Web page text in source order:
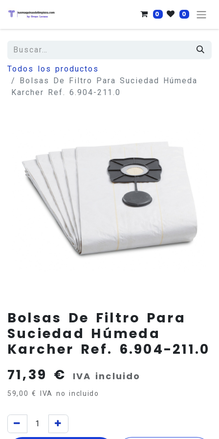
0 0
Todos los productos
Bolsas De Filtro Para Suciedad Húmeda
Karcher Ref. 6.904-211.0
Bolsas De Filtro Para
Suciedad Húmeda
Karcher Ref. 6.904-211.0
71,39 € IVA incluido
59,00 € IVA no incluido